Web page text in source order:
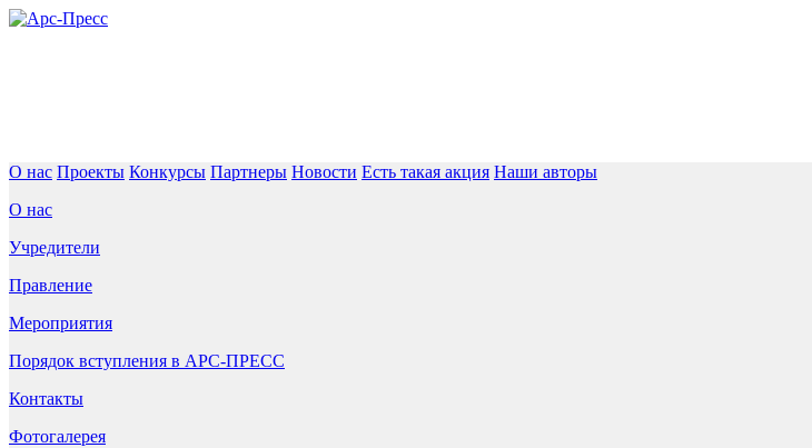
О нас Проекты Конкурсы Партнеры Новости Есть такая акция Наши авторы
О нас
Учредители
Правление
Мероприятия
Порядок вступления в АРС-ПРЕСС
Контакты
Фотогалерея